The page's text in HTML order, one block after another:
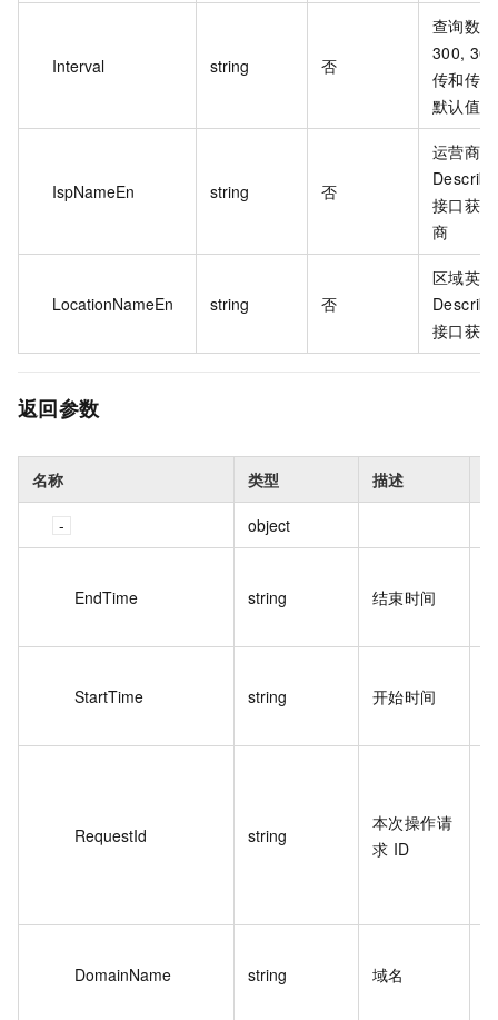
Interval string 否
查询数
300,
传和传
默认值
IspNameEn string 否
运营商
接口获
商
LocationNameEn string 否
区域英
接口获
返回参数
名称 类型 描述
object
EndTime string 结束时间
StartTime string 开始时间
RequestId string
本次操作请
求 ID
DomainName string 域名